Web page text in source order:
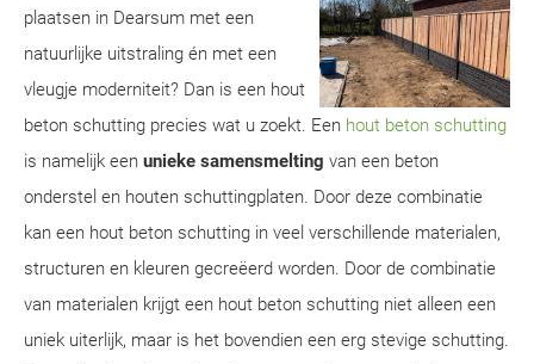
plaatsen in Dearsum met een
natuurlijke uitstraling én met een
vleugje moderniteit? Dan is een hout
beton schutting precies wat u zoekt. Een hout beton schutting
is namelijk een unieke samensmelting van een beton
onderstel en houten schuttingplaten. Door deze combinatie
kan een hout beton schutting in veel verschillende materialen,
structuren en kleuren gecreëerd worden. Door de combinatie
van materialen krijgt een hout beton schutting niet alleen een
uniek uiterlijk, maar is het bovendien een erg stevige schutting.